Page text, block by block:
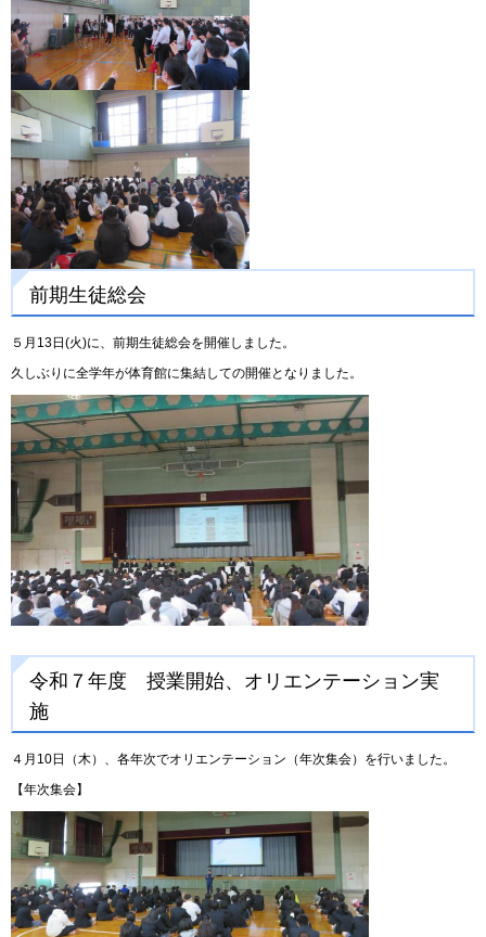
前期生徒総会
５月13日(火)に、前期生徒総会を開催しました。
久しぶりに全学年が体育館に集結しての開催となりました。
令和７年度 授業開始、オリエンテーション実
施
４月10日（木）、各年次でオリエンテーション（年次集会）を行いました。
【年次集会】